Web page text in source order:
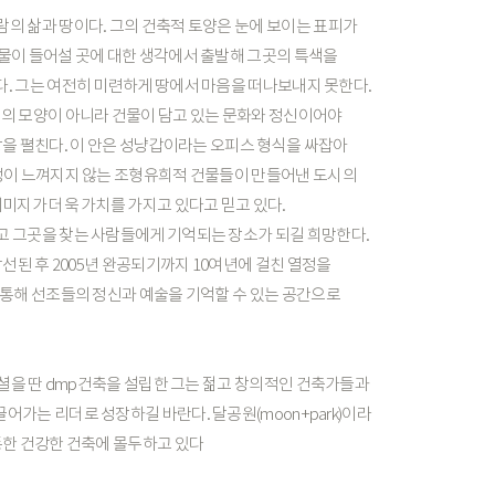
의 삶과땅이다. 그의 건축적 토양은 눈에 보이는표피가
이 들어설 곳에 대한 생각에서 출발해 그곳의 특색을
.그는여전히 미련하게 땅에서 마음을떠나보내지 못한다.
모양이 아니라 건물이 담고 있는 문화와 정신이어야
펼친다.이 안은 성냥갑이라는 오피스형식을 싸잡아
느껴지지 않는 조형유희적 건물들이 만들어낸 도시의
지가더욱가치를가지고 있다고 믿고 있다.
그곳을찾는사람들에게 기억되는장소가 되길 희망한다.
된 후 2005년 완공되기까지 10여년에 걸친 열정을
통해 선조들의 정신과 예술을 기억할 수 있는 공간으로
을딴 dmp건축을 설립한그는 젊고 창의적인 건축가들과
어가는 리더로성장하길 바란다.달공원(moon+park)이라
건강한 건축에 몰두하고 있다